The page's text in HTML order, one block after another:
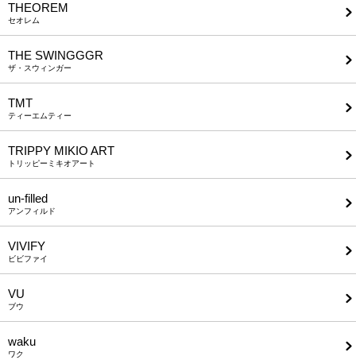
THEOREM
セオレム
THE SWINGGGR
ザ・スウィンガー
TMT
ティーエムティー
TRIPPY MIKIO ART
トリッピーミキオアート
un-filled
アンフィルド
VIVIFY
ビビファイ
VU
ブウ
waku
ワク